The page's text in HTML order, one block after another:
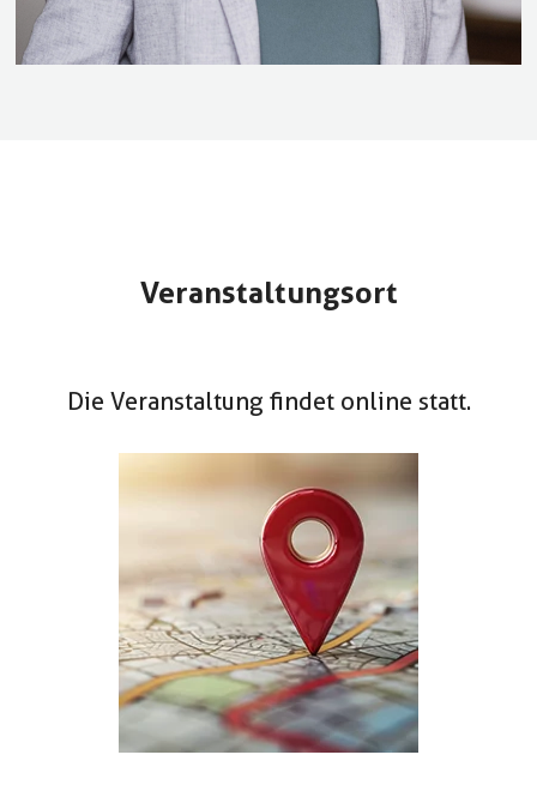
Veranstaltungsort
Die Veranstaltung findet online statt.